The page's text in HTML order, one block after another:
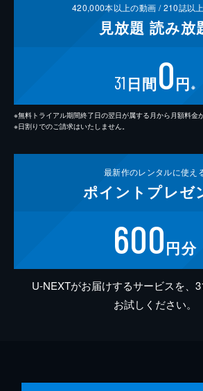
420,000本以上の動画 /210誌以
見放題 読み放
31 日間0円 ※
※無料トライアル期間終了日の翌日が属する月から月額料金
※日割りでのご請求はいたしません。
最新作のレンタルに使え
ポイント プレゼ
600円分
U-NEXTがお届けするサービスを、
お試しください。